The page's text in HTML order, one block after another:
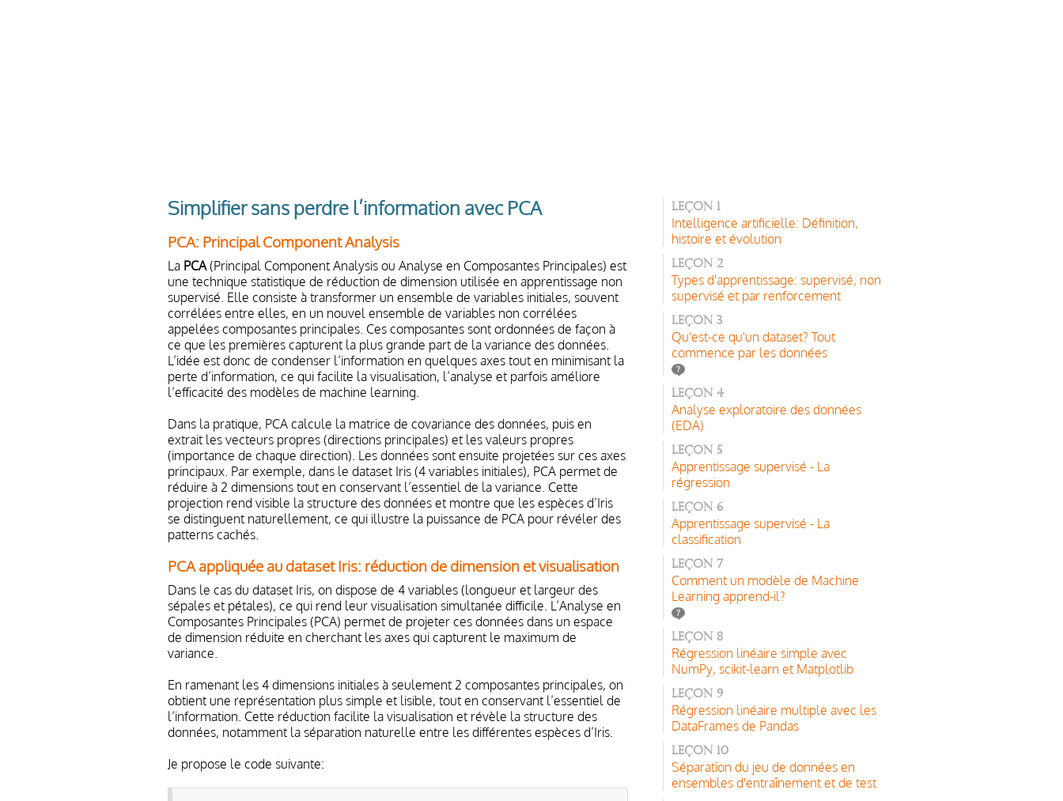
Simplifier sans perdre l’information avec PCA
PCA: Principal Component Analysis
La PCA(Principal Component Analysis ou Analyse en Composantes Principales) est
une technique statistique de réduction de dimension utilisée en apprentissage non
supervisé. Elle consiste à transformer un ensemble de variables initiales, souvent
corrélées entre elles, en un nouvel ensemble de variables non corrélées
appelées composantes principales. Ces composantes sont ordonnées de façon à
ce que les premières capturent la plus grande part de la variance des données.
L’idée est donc de condenser l’information en quelques axes tout en minimisant la
perte d’information, ce qui facilite la visualisation, l’analyse et parfois améliore
l’efficacité des modèles de machine learning.
Dans la pratique, PCA calcule la matrice de covariance des données, puis en
extrait les vecteurs propres (directions principales) et les valeurs propres
(importance de chaque direction). Les données sont ensuite projetées sur ces axes
principaux. Par exemple, dans le dataset Iris (4 variables initiales), PCA permet de
réduire à 2 dimensions tout en conservant l’essentiel de la variance. Cette
projection rend visible la structure des données et montre que les espèces d’Iris
se distinguent naturellement, ce qui illustre la puissance de PCA pour révéler des
patterns cachés.
PCA appliquée au dataset Iris: réduction de dimension et visualisation
Dans le cas du dataset Iris, on dispose de 4 variables (longueur et largeur des
sépales et pétales), ce qui rend leur visualisation simultanée difficile. L’Analyse en
Composantes Principales (PCA) permet de projeter ces données dans un espace
de dimension réduite en cherchant les axes qui capturent le maximum de
variance.
En ramenant les 4 dimensions initiales à seulement 2 composantes principales, on
obtient une représentation plus simple et lisible, tout en conservant l’essentiel de
l’information. Cette réduction facilite la visualisation et révèle la structure des
données, notamment la séparation naturelle entre les différentes espèces d’Iris.
Je propose le code suivante:
Leçon 1
Intelligence artificielle: Définition,
histoire et évolution
Leçon 2
Types d'apprentissage: supervisé, non
supervisé et par renforcement
Leçon 3
Qu'est-ce qu'un dataset? Tout
commence par les données
Leçon 4
Analyse exploratoire des données
(EDA)
Leçon 5
Apprentissage supervisé - La
régression
Leçon 6
Apprentissage supervisé - La
classification
Leçon 7
Comment un modèle de Machine
Learning apprend-il?
Leçon 8
Régression linéaire simple avec
NumPy, scikit-learn et Matplotlib
Leçon 9
Régression linéaire multiple avec les
DataFrames de Pandas
Leçon 10
Séparation du jeu de données en
ensembles d'entraînement et de test